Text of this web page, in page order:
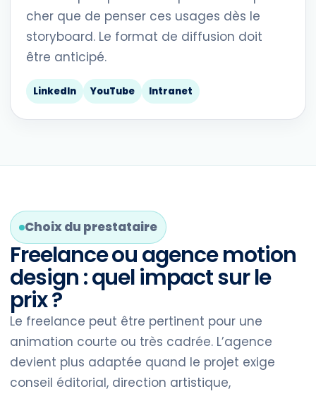
cher que de penser ces usages dès le
storyboard. Le format de diffusion doit
être anticipé.
LinkedIn YouTube Intranet
Choix du prestataire
Freelance ou agence motion
design : quel impact sur le
prix ?
Le freelance peut être pertinent pour une
animation courte ou très cadrée. L’agence
devient plus adaptée quand le projet exige
conseil éditorial, direction artistique,